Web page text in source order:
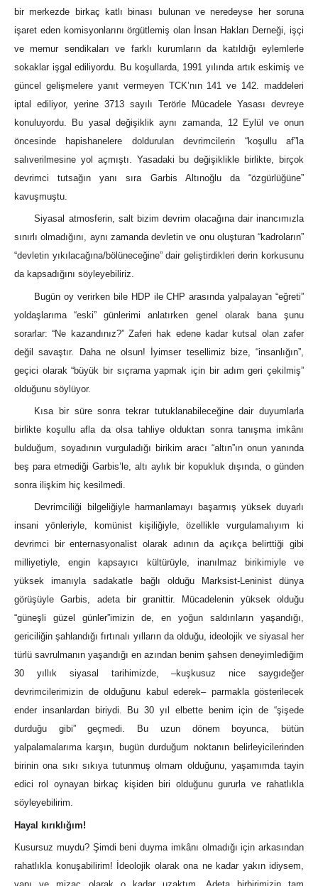
bir merkezde birkaç katlı binası bulunan ve neredeyse her soruna
işaret eden komisyonlarını örgütlemiş olan İnsan Hakları Derneği, işçi
ve memur sendikaları ve farklı kurumların da katıldığı eylemlerle
sokaklar işgal ediliyordu. Bu koşullarda, 1991 yılında artık eskimiş ve
güncel gelişmelere yanıt vermeyen TCK’nın 141 ve 142. maddeleri
iptal ediliyor, yerine 3713 sayılı Terörle Mücadele Yasası devreye
konuluyordu. Bu yasal değişiklik aynı zamanda, 12 Eylül ve onun
öncesinde hapishanelere doldurulan devrimcilerin “koşullu af”la
salıverilmesine yol açmıştı. Yasadaki bu değişiklikle birlikte, birçok
devrimci tutsağın yanı sıra Garbis Altınoğlu da “özgürlüğüne”
kavuşmuştu.
Siyasal atmosferin, salt bizim devrim olacağına dair inancımızla
sınırlı olmadığını, aynı zamanda devletin ve onu oluşturan “kadroların”
“devletin yıkılacağına/bölüneceğine” dair geliştirdikleri derin korkusunu
da kapsadığını söyleyebiliriz.
Bugün oy verirken bile HDP ile CHP arasında yalpalayan “eğreti”
yoldaşlarıma “eski” günlerimi anlatırken genel olarak bana şunu
sorarlar: “Ne kazandınız?” Zaferi hak edene kadar kutsal olan zafer
değil savaştır. Daha ne olsun! İyimser tesellimiz bize, “insanlığın”,
geçici olarak “büyük bir sıçrama yapmak için bir adım geri çekilmiş”
olduğunu söylüyor.
Kısa bir süre sonra tekrar tutuklanabileceğine dair duyumlarla
birlikte koşullu afla da olsa tahliye olduktan sonra tanışma imkânı
bulduğum, soyadının vurguladığı birikim aracı “altın”ın onun yanında
beş para etmediği Garbis’le, altı aylık bir kopukluk dışında, o günden
sonra ilişkim hiç kesilmedi.
Devrimciliği bilgeliğiyle harmanlamayı başarmış yüksek duyarlı
insani yönleriyle, komünist kişiliğiyle, özellikle vurgulamalıyım ki
devrimci bir enternasyonalist olarak adının da açıkça belirttiği gibi
milliyetiyle, engin kapsayıcı kültürüyle, inanılmaz birikimiyle ve
yüksek imanıyla sadakatle bağlı olduğu Marksist-Leninist dünya
görüşüyle Garbis, adeta bir granittir. Mücadelenin yüksek olduğu
“güneşli güzel günler”imizin de, en yoğun saldırıların yaşandığı,
gericiliğin şahlandığı fırtınalı yılların da olduğu, ideolojik ve siyasal her
türlü savrulmanın yaşandığı en azından benim şahsen deneyimlediğim
30 yıllık siyasal tarihimizde, ‒kuşkusuz nice saygıdeğer
devrimcilerimizin de olduğunu kabul ederek‒ parmakla gösterilecek
ender insanlardan biriydi. Bu 30 yıl elbette benim için de “şişede
durduğu gibi” geçmedi. Bu uzun dönem boyunca, bütün
yalpalamalarıma karşın, bugün durduğum noktanın belirleyicilerinden
birinin ona sıkı sıkıya tutunmuş olmam olduğunu, yaşamımda tayin
edici rol oynayan birkaç kişiden biri olduğunu gururla ve rahatlıkla
söyleyebilirim.
Hayal kırıklığım!
Kusursuz muydu? Şimdi beni duyma imkânı olmadığı için arkasından
rahatlıkla konuşabilirim! İdeolojik olarak ona ne kadar yakın idiysem,